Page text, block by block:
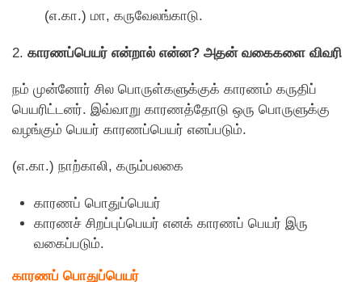
(எ.கா.) மா, கருவேலங்காடு.
2. காரணப்பெயர் என்றால் என்ன? அதன் வகைகளை விவரி
நம் முன்னோர் சில பொருள்களுக்குக் காரணம் கருதிப்
பெயரிட்டனர். இவ்வாறு காரணத்தோடு ஒரு பொருளுக்கு
வழங்கும் பெயர் காரணப்பெயர் எனப்படும்.
(எ.கா.) நாற்காலி, கரும்பலகை
காரணப் பொதுப்பெயர்
காரணச் சிறப்புப்பெயர் எனக் காரணப் பெயர் இரு
வகைப்படும்.
காரணப் பொதுப்பெயர்